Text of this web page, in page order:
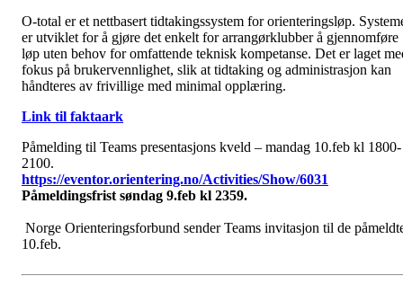
O-total er et nettbasert tidtakingssystem for orienteringsløp.
er utviklet for å gjøre det enkelt for arrangørklubber å gjennomføre
løp uten behov for omfattende teknisk kompetanse. Det er laget
fokus på brukervennlighet, slik at tidtaking og administrasjon kan
håndteres av frivillige med minimal opplæring.
Link til faktaark
Påmelding til Teams presentasjons kveld – mandag 10.feb kl 1800-
2100.
https://eventor.orientering.no/Activities/Show/6031
Påmeldingsfrist søndag 9.feb kl 2359.
Norge Orienteringsforbund sender Teams invitasjon til de
10.feb.